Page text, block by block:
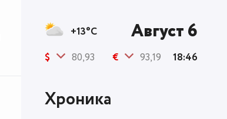
+13°C Август 6
$ 80,93 € 93,19 18:46
Хроника